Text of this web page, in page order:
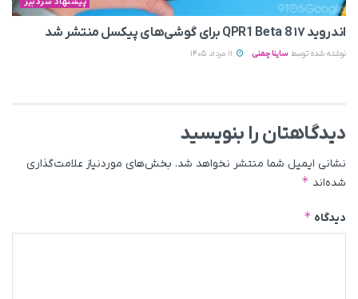
اندروید ۱۷ QPR1 Beta 8 برای گوشی‌های پیکسل منتشر شد
نوشته شده توسط ساینا چمنی 11 مرداد 1405
دیدگاهتان را بنویسید
نشانی ایمیل شما منتشر نخواهد شد. بخش‌های موردنیاز علامت‌گذاری
شده‌اند *
دیدگاه*